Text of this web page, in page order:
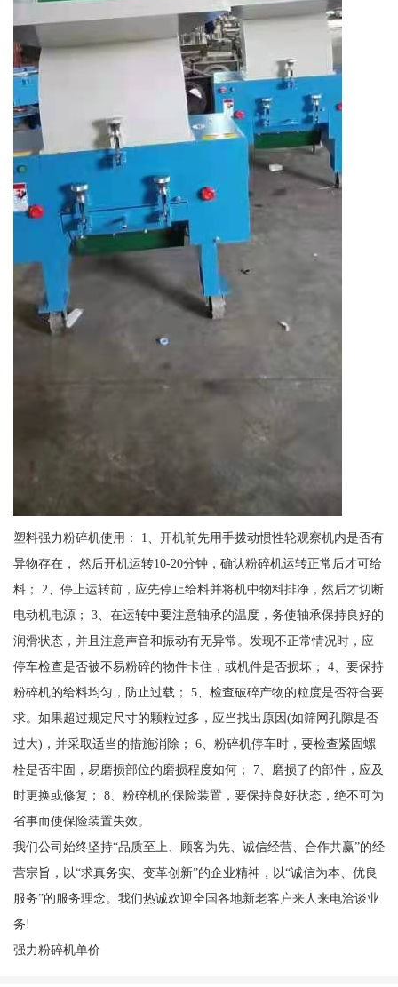
塑料强力粉碎机使用： 1、开机前先用手拨动惯性轮观察机内是否有
异物存在， 然后开机运转10-20分钟，确认粉碎机运转正常后才可给
料； 2、停止运转前，应先停止给料并将机中物料排净，然后才切断
电动机电源； 3、在运转中要注意轴承的温度，务使轴承保持良好的
润滑状态，并且注意声音和振动有无异常。发现不正常情况时，应
停车检查是否被不易粉碎的物件卡住，或机件是否损坏； 4、要保持
粉碎机的给料均匀，防止过载； 5、检查破碎产物的粒度是否符合要
求。如果超过规定尺寸的颗粒过多，应当找出原因(如筛网孔隙是否
过大)，并采取适当的措施消除； 6、粉碎机停车时，要检查紧固螺
栓是否牢固，易磨损部位的磨损程度如何； 7、磨损了的部件，应及
时更换或修复； 8、粉碎机的保险装置，要保持良好状态，绝不可为
省事而使保险装置失效。
我们公司始终坚持“品质至上、顾客为先、诚信经营、合作共赢”的经
营宗旨，以“求真务实、变革创新”的企业精神，以“诚信为本、优良
服务”的服务理念。我们热诚欢迎全国各地新老客户来人来电洽谈业
务!
强力粉碎机单价